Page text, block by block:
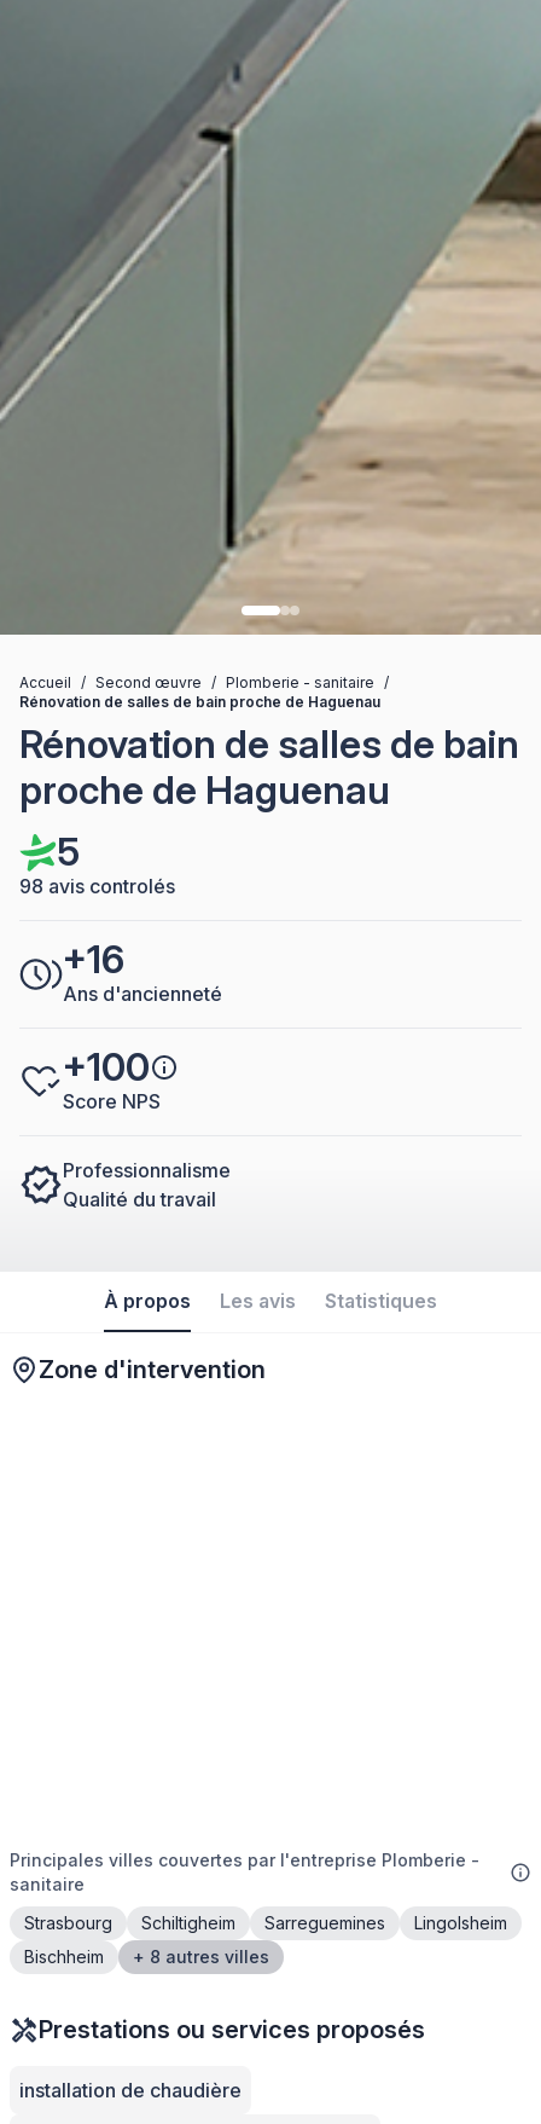
Accueil / Second œuvre / Plomberie - sanitaire /
Rénovation de salles de bain proche de Haguenau
Rénovation de salles de bain
proche de Haguenau
5
98 avis controlés
+16
Ans d'ancienneté
+100
Score NPS
Professionnalisme
Qualité du travail
À propos Les avis Statistiques
Zone d'intervention
Principales villes couvertes par l'entreprise Plomberie -
sanitaire
Strasbourg
Schiltigheim Sarreguemines
Lingolsheim
Bischheim
+ 8 autres villes
Prestations ou services proposés
installation de chaudière